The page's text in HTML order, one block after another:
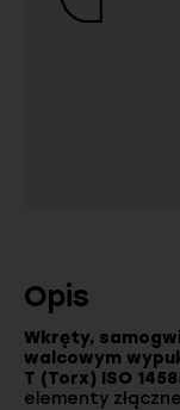
Opis
Wkręty,
walcowym
T (Torx) ISO
elementy